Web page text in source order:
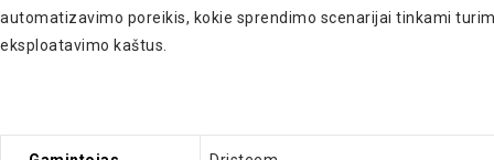
automatizavimo poreikis, kokie sprendimo scenarijai tinkami
eksploatavimo kaštus.